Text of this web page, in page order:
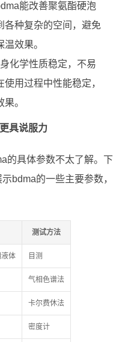
能改善聚氨酯硬泡
各种复杂的空间，避免
效果。
化学性质稳定，不易
用过程中性能稳定，
。
具说服力
的具体参数不太了解。下
bdma的一些主要参数，
测试方法
体 目测
气相色谱法
卡尔费休法
密度计